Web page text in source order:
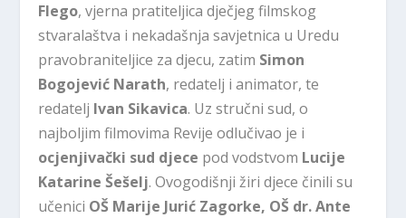
Flego, vjerna pratiteljica dječjeg filmskog
stvaralaštva i nekadašnja savjetnica u Uredu
pravobraniteljice za djecu, zatim Simon
Bogojević Narath, redatelj i animator, te
redatelj Ivan Sikavica. Uz stručni sud, o
najboljim filmovima Revije odlučivao je i
ocjenjivački sud djece pod vodstvom Lucije
Katarine Šešelj. Ovogodišnji žiri djece činili su
učenici OŠ Marije Jurić Zagorke, OŠ dr. Ante